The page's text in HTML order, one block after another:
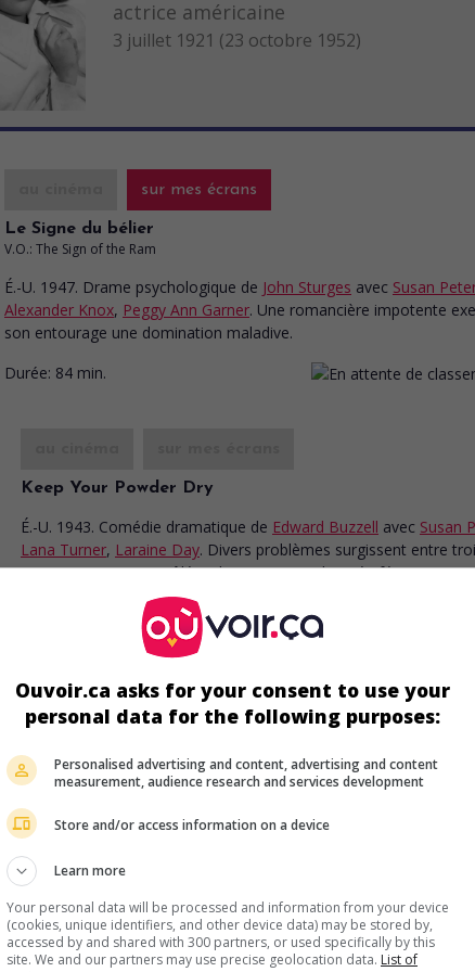
actrice américaine
3 juillet 1921 (23 octobre 1952)
sur mes écrans
Le Signe du bélier
V.O.: The Sign of the Ram
É.-U. 1947. Drame psychologique de John Sturges avec Susan
Alexander Knox, Peggy Ann Garner. Une romancière impotente
son entourage une domination maladive.
Durée: 84 min.
Keep Your Powder Dry
É.-U. 1943. Comédie dramatique de Edward Buzzell avec Susan
Lana Turner, Laraine Day. Divers problèmes surgissent entre
amies qui se sont enrôlées dans un corps d'armée féminin.
au cinéma sur mes écrans
Assignment in Brittany
É.-U. 1943. Drame d'espionnagede Jack
avec Jean-Pierre Aumont,Susan Peters
espion se fait passer pour un homme qui est
Ouvoir.ca asks for your consent to use your
personal data for the following purposes:
Personalised advertising and content, advertising and content
measurement, audience research and services development
Store and/or access information on a device
Learn more
Your personal data will be processed and information from your device
(cookies, unique identifiers, and other device data) may be stored by,
accessed by and shared with 300 partners, or used specifically by this
site. We and our partners may use precise geolocation data. List of